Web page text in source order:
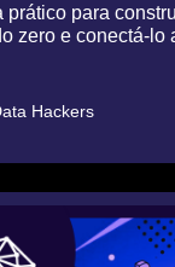
prático para
zero e conectá-lo
Hackers